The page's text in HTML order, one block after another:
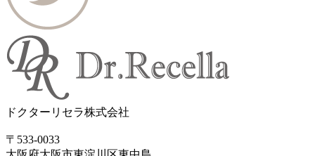
ドクターリセラ株式会社
〒533-0033